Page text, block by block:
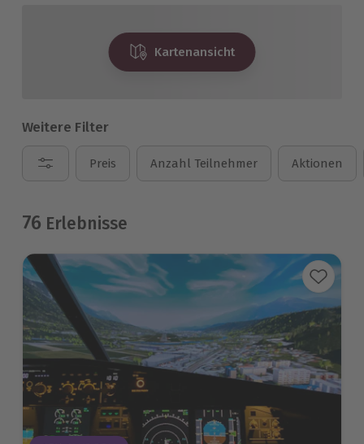
Kartenansicht
Weitere Filter
Preis Anzahl Teilnehmer Aktionen
76 Erlebnisse